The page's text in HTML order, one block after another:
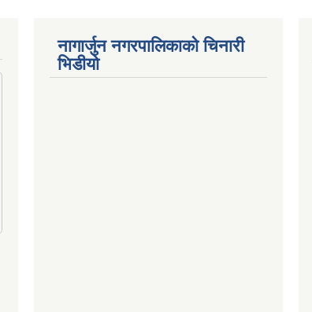
नागार्जुन नगरपालिकाको चिनारी
भिडीयो